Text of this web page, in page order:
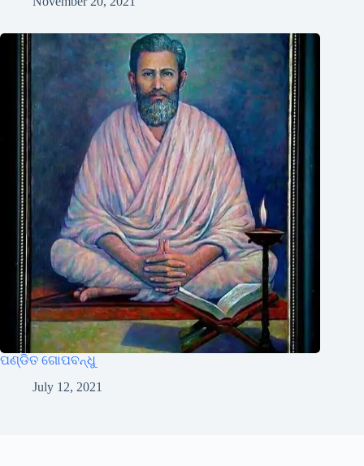
ପଣ୍ଡିତ ଗୋପବନ୍ଧୁ
July 12, 2021